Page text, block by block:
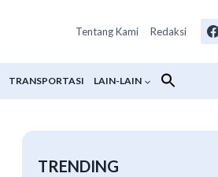
Tentang Kami Redaksi
TRANSPORTASI LAIN-LAIN
TRENDING